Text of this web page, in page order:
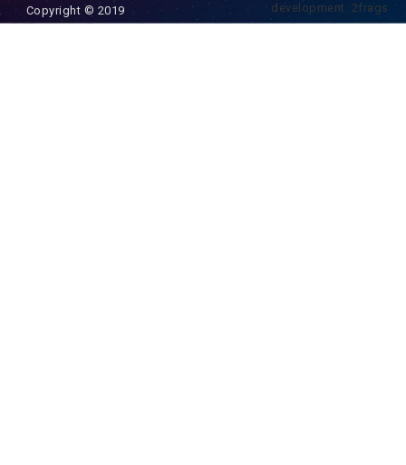
Copyright © 2019 development: 2frags